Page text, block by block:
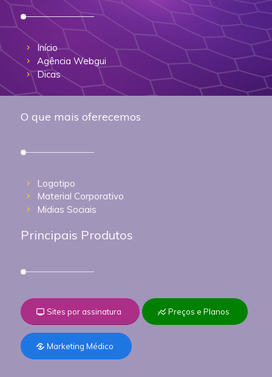
Início
Agência Webgui
Dicas
O que mais oferecemos
Logotipo
Material Corporativo
Midias Sociais
Principais Produtos
Sites por assinatura Preços e Planos
Marketing Médico